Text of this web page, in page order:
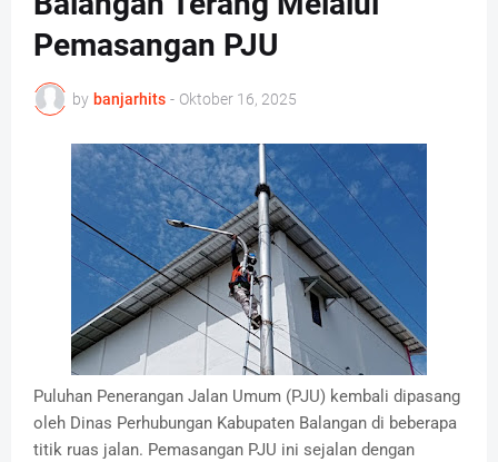
Pemasangan PJU
by banjarhits - Oktober 16, 2025
Puluhan Penerangan Jalan Umum (PJU) kembali dipasang
oleh Dinas Perhubungan Kabupaten Balangan di beberapa
titik ruas jalan. Pemasangan PJU ini sejalan dengan